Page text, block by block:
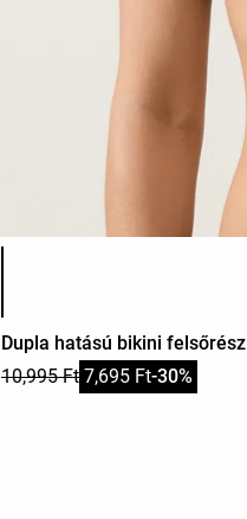
Dupla hatású bikini felsőrész
10,995 Ft 7,695 Ft-30%